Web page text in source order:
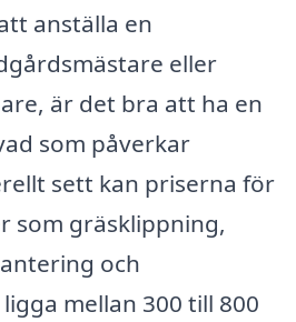
anställa en
eller
är det bra att ha en
som påverkar
sett kan priserna för
som gräsklippning,
och
mellan 300 till 800